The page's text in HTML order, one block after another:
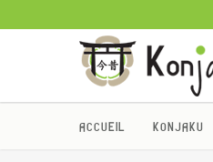
ACCUEIL KONJAKU